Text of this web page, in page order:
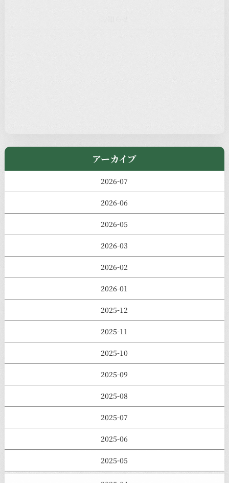
アーカイブ
2026-07
2026-06
2026-05
2026-03
2026-02
2026-01
2025-12
2025-11
2025-10
2025-09
2025-08
2025-07
2025-06
2025-05